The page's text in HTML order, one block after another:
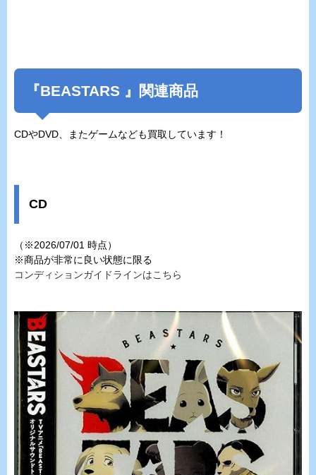
『BEASTARS 』関連商品
CDやDVD、またゲームなども買取しています！
CD
（※2026/07/01 時点）
※商品が非常に良い状態に限る
コンディションガイドラインはこちら